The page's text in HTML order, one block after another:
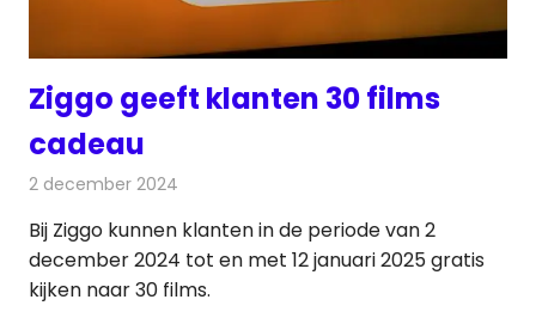
Ziggo geeft klanten 30 films
cadeau
2 december 2024
Bij Ziggo kunnen klanten in de periode van 2
december 2024 tot en met 12 januari 2025 gratis
kijken naar 30 films.